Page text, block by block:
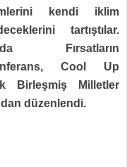
kendi iklim
tartıştılar.
Fırsatların
Cool Up
Birleşmiş Milletler
düzenlendi.